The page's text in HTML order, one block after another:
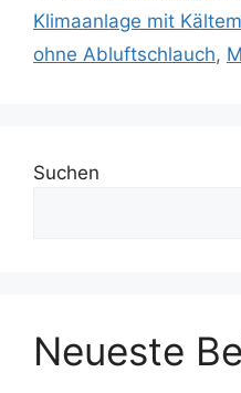
Klimaanlage mit
ohne Abluftschlauch,
Suchen
Neueste